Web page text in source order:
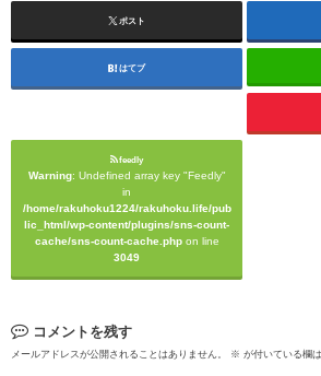
ポスト
はてブ
feedly
Warning: Undefined array key "Feedly"
in
/home/rakuhoku1224/rakuhoku.life/pub
lic_html/wp-content/plugins/sns-count-
cache/sns-count-cache.phpon line
3049
コメントを残す
メールアドレスが公開されることはありません。 ※ が付いている欄